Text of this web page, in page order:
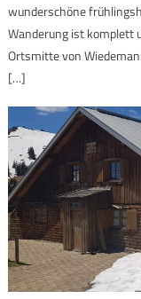
wunderschöne
Wanderung ist komplett
Ortsmitte von
[…]